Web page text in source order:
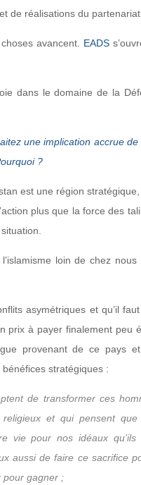
de réalisations du
avancent. EADS
dans le domaine de la
une implication accrue de
?
est une région stratégique,
plus que la force des
loin de chez
asymétriques et qu’il
prix à payer finalement peu
provenant de ce pays
stratégiques :
de transformer ces
religieux et qui pensent
vie pour nos idéaux
aussi de faire ce sacrifice
pour gagner ;